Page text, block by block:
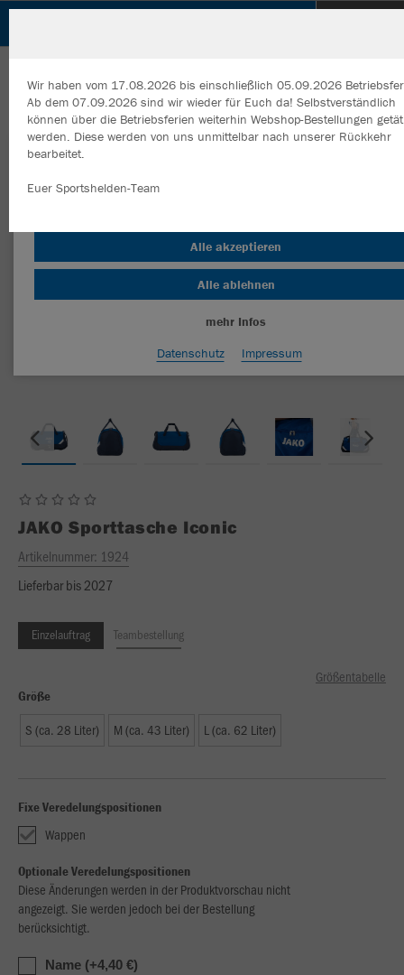
JAKO Sporttasche Iconic
Artikelnummer: 1924
Lieferbar bis 2027
Einzelauftrag Teambestellung
Größentabelle
Größe
S (ca. 28 Liter) M (ca. 43 Liter) L (ca. 62 Liter)
Fixe Veredelungspositionen
Wappen
Optionale Veredelungspositionen
Diese Änderungen werden in der Produktvorschau nicht
angezeigt. Sie werden jedoch bei der Bestellung
berücksichtigt.
Name (+4,40 €)
Wir haben vom 17.08.2026 bis einschließlich 05.09.2026
Ab dem 07.09.2026 sind wir wieder für Euch da! Selbstverständlich
können über die Betriebsferien weiterhin Webshop-Bestellungen
werden. Diese werden von uns unmittelbar nach unserer Rückkehr
bearbeitet.
Euer Sportshelden-Team
Wir verwenden Cookies
Inhalte anzeigen und unsere Website verbessern. Weitere
Alle akzeptieren
Alle ablehnen
mehr Infos
Datenschutz
Impressum